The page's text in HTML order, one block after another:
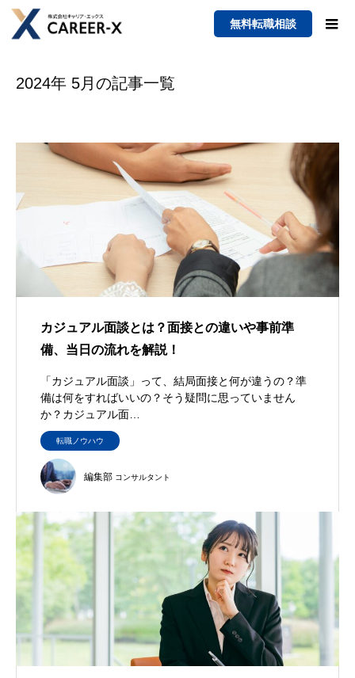
無料転職相談
2024年 5月の記事一覧
カジュアル面談とは？面接との違いや事前準
備、当日の流れを解説！
「カジュアル面談」って、結局面接と何が違うの？準
備は何をすればいいの？そう疑問に思っていません
か？カジュアル面…
転職ノウハウ
編集部 コンサルタント